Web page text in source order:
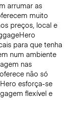
arrumar as
muito
preços, local e
para que tenha
num ambiente
nas
não só
esforça-se
flexível e